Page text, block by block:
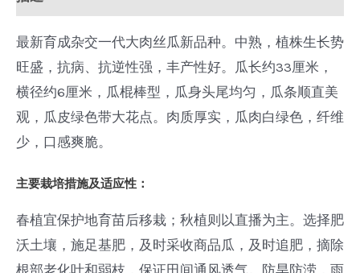
最新育成杂交一代大肉丝瓜新品种。中熟，植株生长势
旺盛，抗病、抗逆性强，丰产性好。瓜长约33厘米，
横径约6厘米，瓜棍棒型，瓜身头尾均匀，瓜条顺直美
观，瓜皮绿色带大花点。肉质厚实，瓜肉白绿色，纤维
少，口感爽脆。
主要栽培措施及适应性：
春植宜保护地育苗后移栽；秋植则以直播为主。选择肥
沃土壤，施足基肥，及时采收商品瓜，及时追肥，摘除